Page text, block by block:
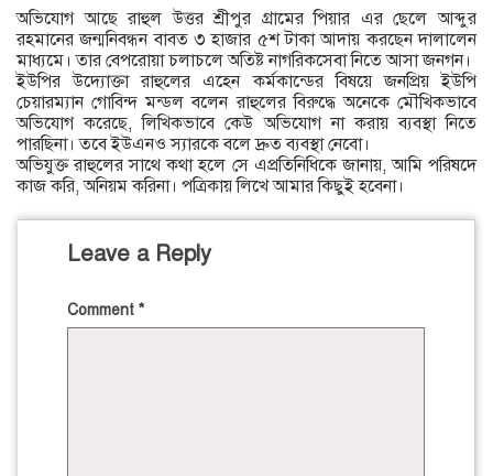
অভিযোগ আছে রাহুল উত্তর শ্রীপুর গ্রামের পিয়ার এর ছেলে আব্দুর
রহমানের জন্মনিবন্ধন বাবত ৩ হাজার ৫শ টাকা আদায় করছেন দালালেন
মাধ্যমে। তার বেপরোয়া চলাচলে অতিষ্ট নাগরিকসেবা নিতে আসা জনগন।
ইউপির উদ্যোক্তা রাহুলের এহেন কর্মকান্ডের বিষয়ে জনপ্রিয় ইউপি
চেয়ারম্যান গোবিন্দ মন্ডল বলেন রাহুলের বিরুদ্ধে অনেকে মৌখিকভাবে
অভিযোগ করেছে, লিখিকভাবে কেউ অভিযোগ না করায় ব্যবস্থা নিতে
পারছিনা। তবে ইউএনও স্যারকে বলে দ্রুত ব্যবস্থা নেবো।
অভিযুক্ত রাহুলের সাথে কথা হলে সে এপ্রতিনিধিকে জানায়, আমি পরিষদে
কাজ করি, অনিয়ম করিনা। পত্রিকায় লিখে আমার কিছুই হবেনা।
Leave a Reply
Comment *